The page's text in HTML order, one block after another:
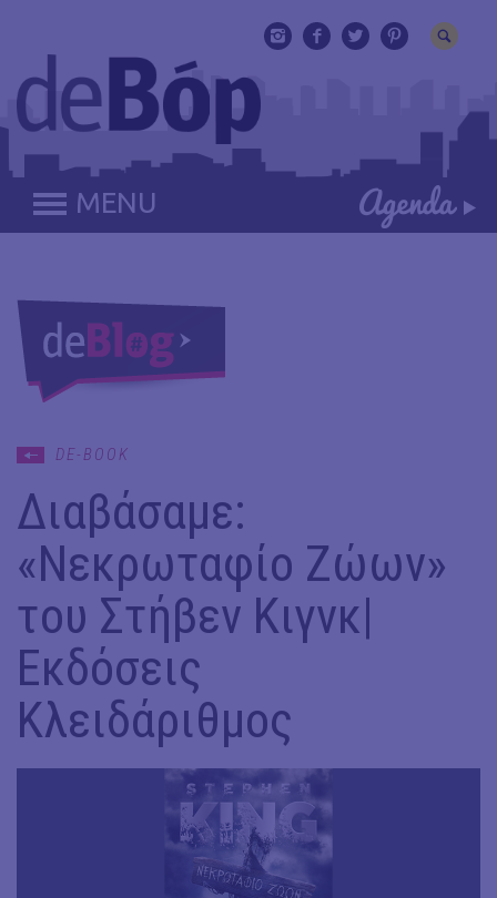
MENU
DE-BOOK
Διαβάσαμε:
«Νεκρωταφίο Ζώων»
του Στήβεν Κιγνκ|
Εκδόσεις
Κλειδάριθμος